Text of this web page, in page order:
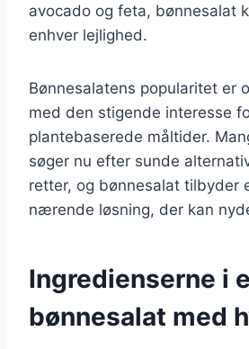
avocado og feta, bønnesalat
enhver lejlighed.
Bønnesalatens popularitet er
med den stigende interesse
plantebaserede måltider.
søger nu efter sunde
retter, og bønnesalat tilbyder
nærende løsning, der kan
Ingredienserne i
bønnesalat med